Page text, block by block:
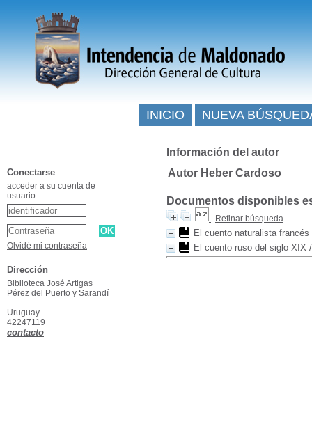
Información del autor
Autor Heber Cardoso
Documentos disponibles
Refinar búsqueda
El cuento naturalista francés
El cuento ruso del siglo XIX
INICIO NUEVA
Conectarse
acceder a su cuenta de
usuario
Olvidé mi contraseña
Dirección
Biblioteca José Artigas
Pérez del Puerto y Sarandí
Uruguay
42247119
contacto